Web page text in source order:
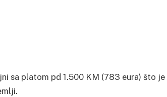
sa platom pd 1.500 KM (783 eura) što je